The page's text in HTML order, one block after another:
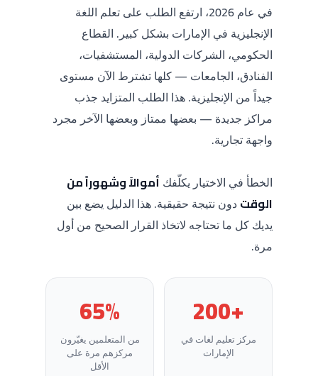
في عام 2026، ارتفع الطلب على تعلم اللغة
الإنجليزية في الإمارات بشكل كبير. القطاع
الحكومي، الشركات الدولية، المستشفيات،
الفنادق، الجامعات — كلها تشترط الآن مستوى
جيداً من الإنجليزية. هذا الطلب المتزايد جذب
مراكز جديدة — بعضها ممتاز وبعضها الآخر مجرد
واجهة تجارية.
الخطأ في الاختيار يكلّفك أموالاً وشهوراً من
الوقتدون نتيجة حقيقية. هذا الدليل يضع بين
يديك كل ما تحتاجه لاتخاذ القرار الصحيح من أول
مرة.
+200
مركز تعليم لغات في
الإمارات
65%
من المتعلمين يغيّرون
مركزهم مرة على
الأقل